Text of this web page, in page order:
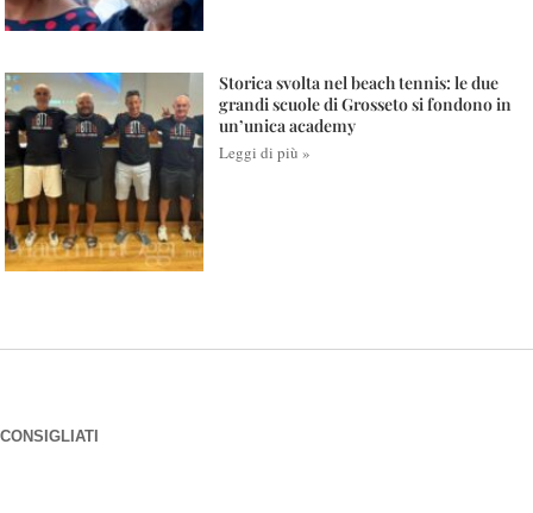
Storica svolta nel beach tennis: le due
grandi scuole di Grosseto si fondono in
un’unica academy
Leggi di più »
CONSIGLIATI